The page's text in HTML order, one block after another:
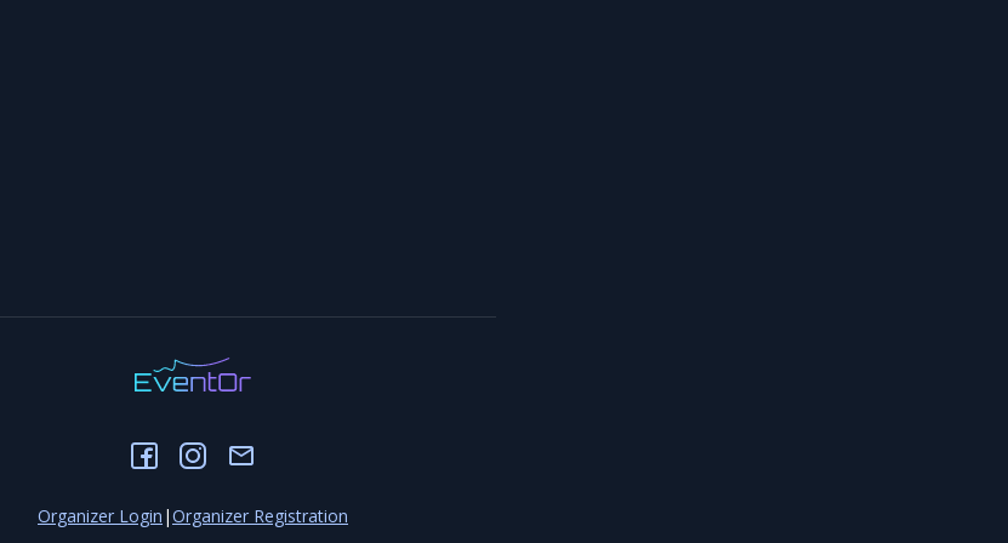
Organizer Login |Organizer Registration